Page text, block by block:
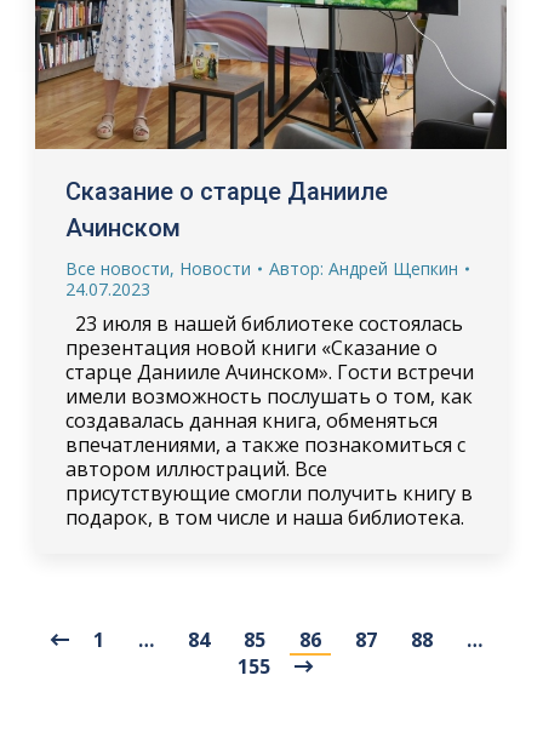
Сказание о старце Данииле
Ачинском
Все новости, Новости Автор: Андрей Щепкин
24.07.2023
23 июля в нашей библиотеке состоялась
презентация новой книги «Сказание о
старце Данииле Ачинском». Гости встречи
имели возможность послушать о том, как
создавалась данная книга, обменяться
впечатлениями, а также познакомиться с
автором иллюстраций. Все
присутствующие смогли получить книгу в
подарок, в том числе и наша библиотека.
1 … 84 85 86 87 88
…
155